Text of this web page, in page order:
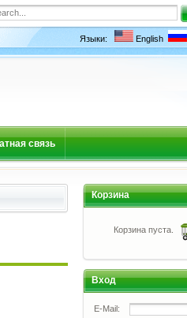
Языки: English
связь
Корзина
Корзина пуста.
Вход
E-Mail: